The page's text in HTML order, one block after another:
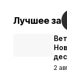
Лучшее за
2